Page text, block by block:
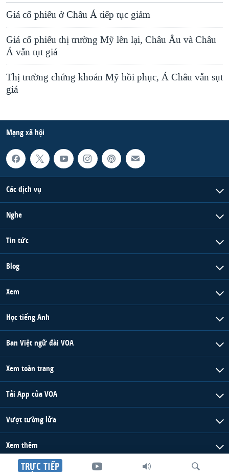
TRỰC TIẾP
Giá cổ phiếu ở Châu Á tiếp tục giảm
Giá cổ phiếu thị trường Mỹ lên lại, Châu Âu và Châu
Á vẫn tụt giá
Thị trường chứng khoán Mỹ hồi phục, Á Châu vẫn sụt
giá
Mạng xã hội
Các dịch vụ
Nghe
Tin tức
Blog
Xem
Học tiếng Anh
Ban Việt ngữ đài VOA
Xem toàn trang
Tải App của VOA
Vượt tường lửa
Xem thêm